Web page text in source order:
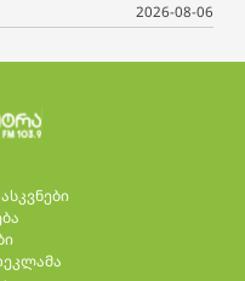
2026-08-06